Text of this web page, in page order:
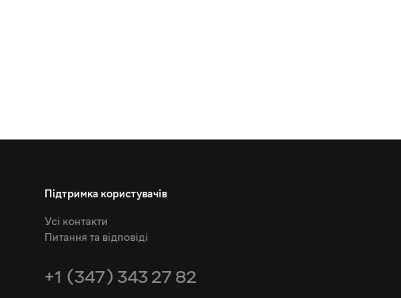
Підтримка користувачів
Усі контакти
Питання та відповіді
+1 (347) 343 27 82